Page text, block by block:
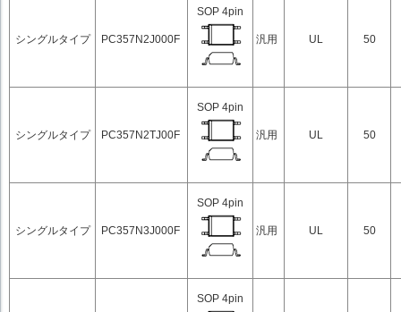
シングルタイプ PC357N2J000F
SOP 4pin
汎用 UL 50
シングルタイプ PC357N2TJ00F
SOP 4pin
汎用 UL 50
シングルタイプ PC357N3J000F
SOP 4pin
汎用 UL 50
SOP 4pin